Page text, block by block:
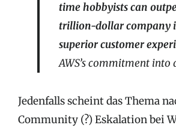
time hobbyists can
trillion-dollar company
superior customer
AWS’s commitment into
Jedenfalls scheint das Thema
Community (?) Eskalation bei